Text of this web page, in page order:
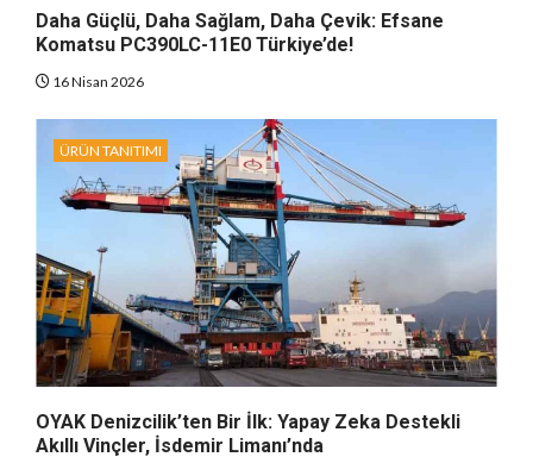
Daha Güçlü, Daha Sağlam, Daha Çevik: Efsane
Komatsu PC390LC-11E0 Türkiye’de!
16 Nisan 2026
ÜRÜN TANITIMI
OYAK Denizcilik’ten Bir İlk: Yapay Zeka Destekli
Akıllı Vinçler, İsdemir Limanı’nda